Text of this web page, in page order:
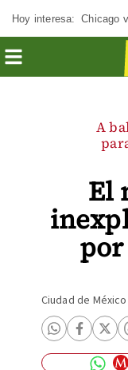
Hoy interesa: Chicago
El
por
A
Ciudad de México